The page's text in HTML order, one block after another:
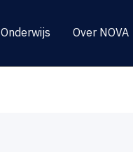
Onderwijs Over NOVA